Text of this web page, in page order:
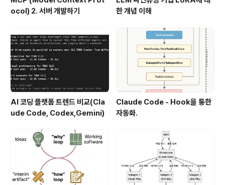
ocol) 2. 서버 개발하기
한 개념 이해
AI 코딩 플랫폼 트렌드 비교(Cla
ude Code, Codex,Gemini)
Claude Code - Hook을 통한
자동화.